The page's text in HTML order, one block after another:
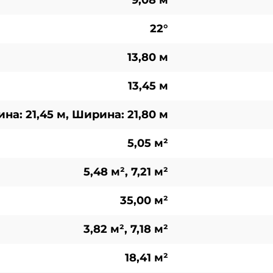
22°
13,80 м
13,45 м
21,45 м, Ширина: 21,80 м
5,05 м²
5,48 м², 7,21 м²
35,00 м²
3,82 м², 7,18 м²
18,41 м²